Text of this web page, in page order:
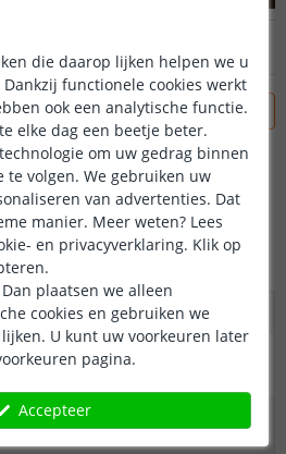
over dit product.
Ja
Ja
Basic: elke 20 cm
die daarop lijken helpen we u
functionele cookies werkt
ook een analytische functie.
elke dag een beetje beter.
om uw gedrag binnen
volgen. We gebruiken uw
van advertenties. Dat
manier. Meer weten? Lees
en privacyverklaring. Klik op
Dan plaatsen we alleen
cookies en gebruiken we
U kunt uw voorkeuren later
pagina.
Accepteer